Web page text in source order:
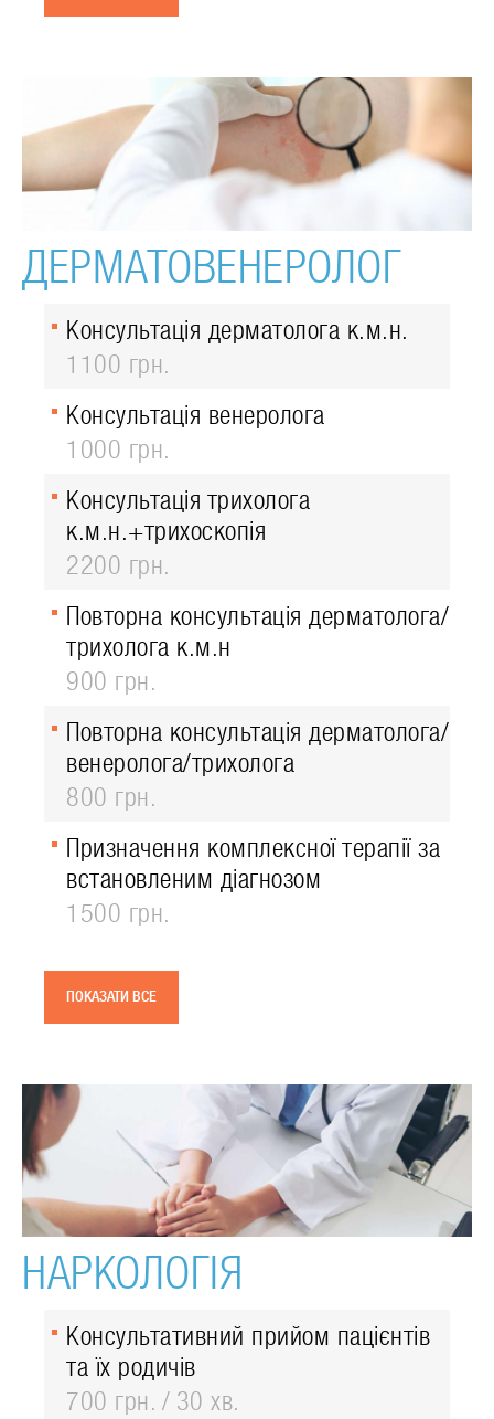
ДЕРМАТОВЕНЕРОЛОГ
Консультація дерматолога к.м.н.
1100 грн.
Консультація венеролога
1000 грн.
Консультація трихолога
к.м.н.+трихоскопія
2200 грн.
Повторна консультація дерматолога/
трихолога к.м.н
900 грн.
Повторна консультація дерматолога/
венеролога/трихолога
800 грн.
Призначення комплексної терапії за
встановленим діагнозом
1500 грн.
ПОКАЗАТИ ВСЕ
НАРКОЛОГІЯ
Консультативний прийом пацієнтів
та їх родичів
700 грн.
30 хв.